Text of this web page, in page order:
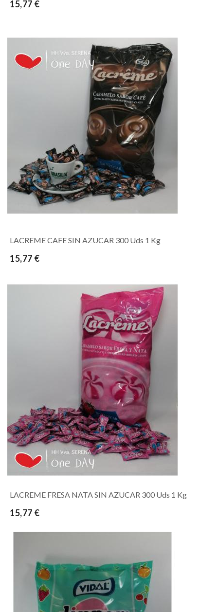
15,77 €
LACREME CAFE SIN AZUCAR 300 Uds 1 Kg
15,77 €
LACREME FRESA NATA SIN AZUCAR 300 Uds 1 Kg
15,77 €